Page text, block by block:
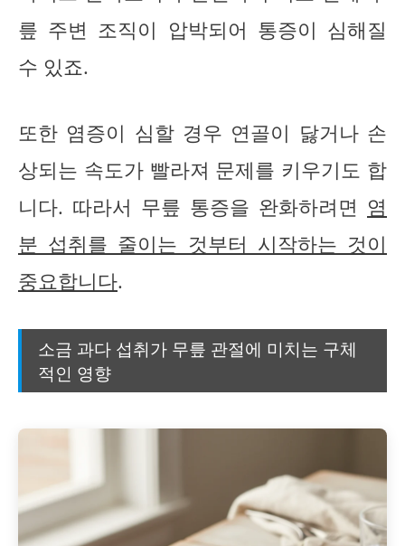
릎 주변 조직이 압박되어 통증이 심해질
수 있죠.
또한 염증이 심할 경우 연골이 닳거나 손
상되는 속도가 빨라져 문제를 키우기도 합
니다. 따라서 무릎 통증을 완화하려면 염
분 섭취를 줄이는 것부터 시작하는 것이
중요합니다.
소금 과다 섭취가 무릎 관절에 미치는 구체
적인 영향